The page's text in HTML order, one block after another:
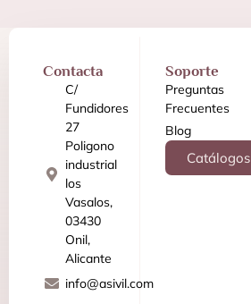
Contacta
C/
Fundidores
27
Poligono
industrial
los
Vasalos,
03430
Onil,
Alicante
info@asivil.com
Soporte
Preguntas
Frecuentes
Blog
Catálogos